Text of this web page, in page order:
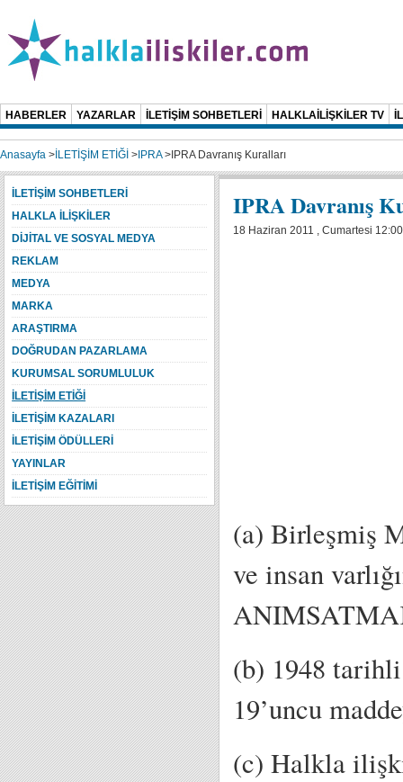
HABERLER YAZARLAR İLETİŞİM SOHBETLERİ HALKLAİLİŞKİLER TV
Anasayfa > İLETİŞİM ETİĞİ > IPRA> IPRA Davranış Kuralları
IPRA Davranış
18 Haziran 2011 , Cumartesi 12:00
(a) Birleşmiş
ve insan
(b) 1948
19’uncu
(c) Halkla
İLETİŞİM SOHBETLERİ
HALKLA İLİŞKİLER
DİJİTAL VE SOSYAL MEDYA
REKLAM
MEDYA
MARKA
ARAŞTIRMA
DOĞRUDAN PAZARLAMA
KURUMSAL SORUMLULUK
İLETİŞİM ETİĞİ
İLETİŞİM KAZALARI
İLETİŞİM ÖDÜLLERİ
YAYINLAR
İLETİŞİM EĞİTİMİ